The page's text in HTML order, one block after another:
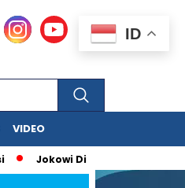
VIDEO
Jokowi Dituduh Palsukan
ID